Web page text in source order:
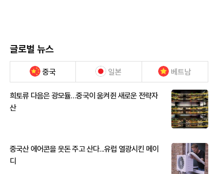
글로벌 뉴스
중국 일본 베트남
희토류 다음은 광모듈…중국이 움켜쥔 새로운 전략자
산
중국산 에어콘을 웃돈 주고 산다...유럽 열광시킨 메이
디